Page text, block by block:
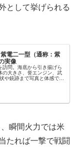
として挙げられる
電二一型（通称：紫
実像
問。海底から引き揚げら
の大きさ、誉エンジン、武
や銃跡まで写真と体感で記
瞬間火力では米
たれば一撃で戦闘